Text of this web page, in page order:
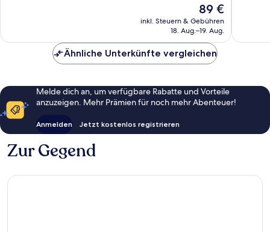
Bewertungen
Der
Preis
beträgt
89 €
inkl. Steuern & Gebühren
18. Aug.–19. Aug.
Ähnliche Unterkünfte vergleichen
Melde dich an, um verfügbare Rabatte und Vorteile
anzuzeigen. Mehr Prämien für noch mehr Abenteuer!
Anmelden Jetzt kostenlos registrieren
Zur Gegend